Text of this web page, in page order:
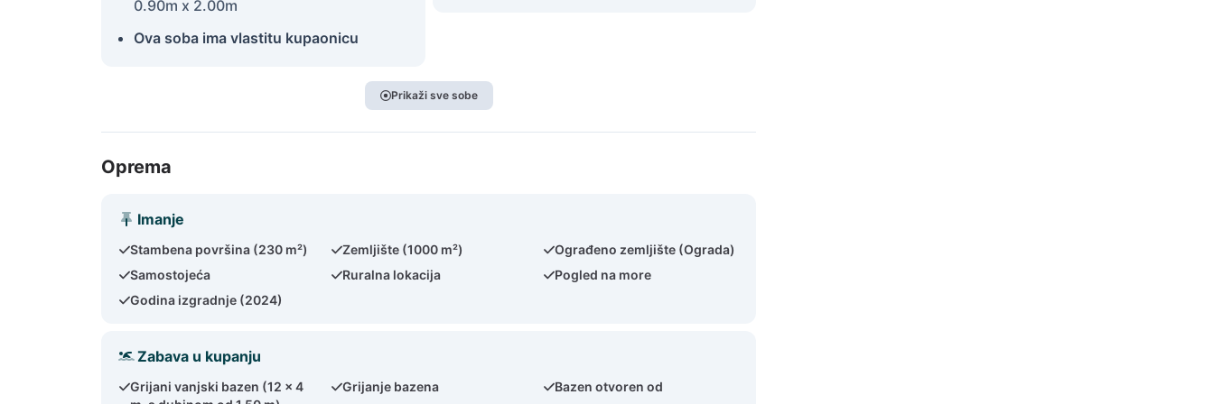
0.90m x 2.00m
Ova soba ima vlastitu kupaonicu
Prikaži sve sobe
Oprema
Imanje
Stambena površina (230 m²) Zemljište (1000 m²)
Ograđeno zemljište (Ograda)
Samostojeća
Ruralna lokacija
Pogled na more
Godina izgradnje (2024)
Zabava u kupanju
Grijani vanjski bazen (12 x 4
Grijanje bazena Bazen otvoren od